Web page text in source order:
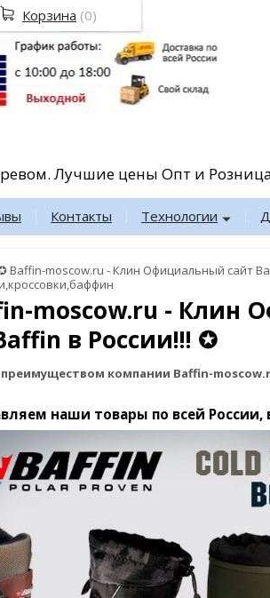
Лучшие цены Опт и
Контакты Технологии
Baffin-moscow.ru - Клин Официальный сайт
moscow.ru - Клин
в России!!! ✪
компании Baffin-
наши товары по всей России,
Корзина (0)